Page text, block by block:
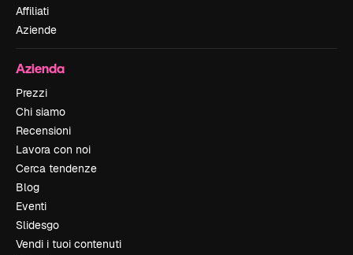
Affiliati
Aziende
Azienda
Prezzi
Chi siamo
Recensioni
Lavora con noi
Cerca tendenze
Blog
Eventi
Slidesgo
Vendi i tuoi contenuti